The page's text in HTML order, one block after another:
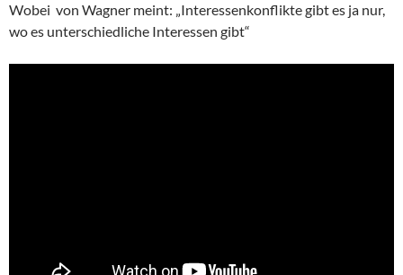
Wobei von Wagner meint: „Interessenkonflikte gibt es ja nur,
wo es unterschiedliche Interessen gibt“